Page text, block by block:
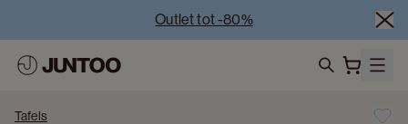
Outlet tot -80%
Tafels